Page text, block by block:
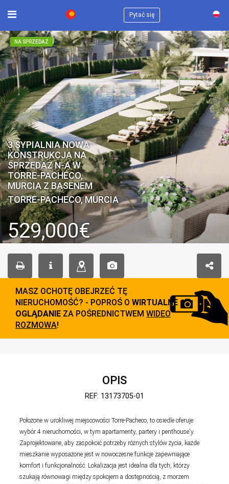
Pytać się
NA SPRZEDAŻ
3 SYPIALNIA NOWA
KONSTRUKCJA NA
SPRZEDAŻ N-A W
TORRE-PACHECO,
MURCIA Z BASENEM
TORRE-PACHECO, MURCIA
529,000€
MASZ OCHOTĘ OBEJRZEĆ TĘ
NIERUCHOMOŚĆ? - POPROŚ O WIRTUALNE
OGLĄDANIE ZA POŚREDNICTWEM WIDEO
ROZMOWA!
OPIS
REF: 13173705-01
Położone w urokliwej miejscowości Torre-Pacheco, to osiedle oferuje
wybór 4 nieruchomości, w tym apartamenty, partery i penthouse'y.
Zaprojektowane, aby zaspokoić potrzeby różnych stylów życia, każde
mieszkanie wyposażone jest w nowoczesne funkcje zapewniające
komfort i funkcjonalność. Lokalizacja jest idealna dla tych, którzy
szukają równowagi między spokojem a dostępnością, z morzem